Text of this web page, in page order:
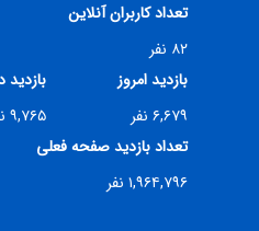
تعداد کاربران آنلاین
۸۲ نفر
بازدید امروز
۶,۶۷۹ نفر
بازدید
۹,۷۶۵ نفر
تعداد بازدید صفحه فعلی
۱,۹۶۴,۷۹۶ نفر